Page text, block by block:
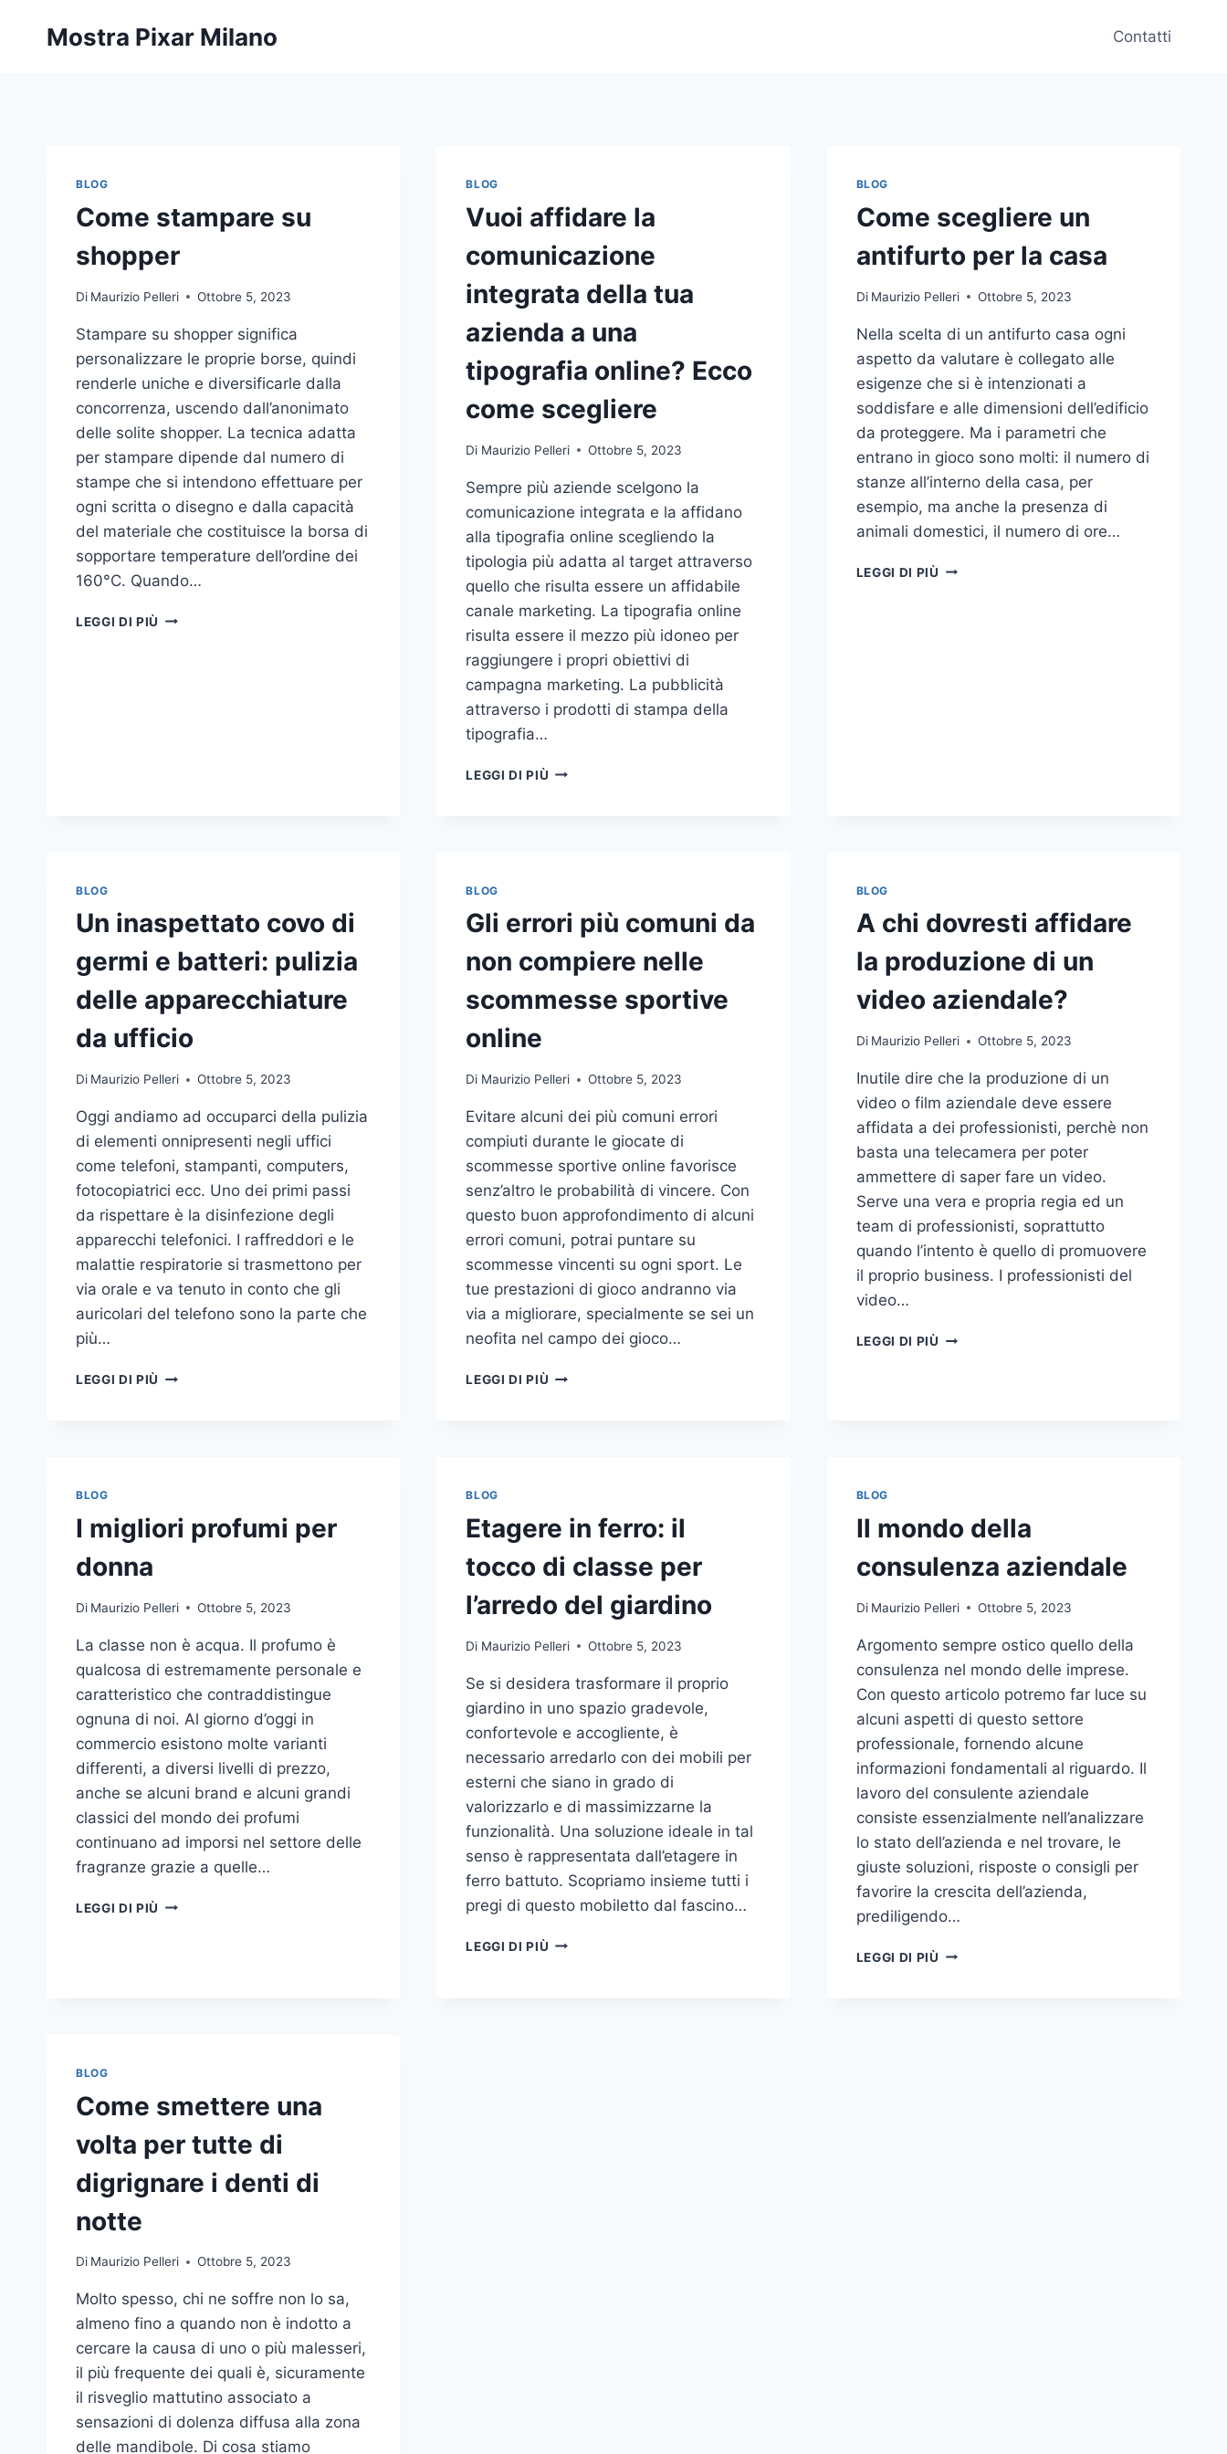
Mostra Pixar Milano Contatti
BLOG
Come stampare su
shopper
Di Maurizio Pelleri Ottobre 5, 2023
Stampare su shopper significa
personalizzare le proprie borse, quindi
renderle uniche e diversificarle dalla
concorrenza, uscendo dall’anonimato
delle solite shopper. La tecnica adatta
per stampare dipende dal numero di
stampe che si intendono effettuare per
ogni scritta o disegno e dalla capacità
del materiale che costituisce la borsa di
sopportare temperature dell’ordine dei
160°C. Quando…
LEGGI DI PIÙ COME
BLOG
Vuoi affidare la
comunicazione
integrata della tua
azienda a una
tipografia online? Ecco
come scegliere
Di Maurizio Pelleri Ottobre 5, 2023
Sempre più aziende scelgono la
comunicazione integrata e la affidano
alla tipografia online scegliendo la
tipologia più adatta al target attraverso
quello che risulta essere un affidabile
canale marketing. La tipografia online
risulta essere il mezzo più idoneo per
raggiungere i propri obiettivi di
campagna marketing. La pubblicità
attraverso i prodotti di stampa della
tipografia…
LEGGI DI PIÙ VUOI
A
TIPOGRAFIA
ONLINE?
ECCO
BLOG
Come scegliere un
antifurto per la casa
Di Maurizio Pelleri Ottobre 5, 2023
Nella scelta di un antifurto casa ogni
aspetto da valutare è collegato alle
esigenze che si è intenzionati a
soddisfare e alle dimensioni dell’edificio
da proteggere. Ma i parametri che
entrano in gioco sono molti: il numero di
stanze all’interno della casa, per
esempio, ma anche la presenza di
animali domestici, il numero di ore…
LEGGI DI PIÙ COME
BLOG
Un inaspettato covo di
germi e batteri: pulizia
delle apparecchiature
da ufficio
Di Maurizio Pelleri Ottobre 5, 2023
Oggi andiamo ad occuparci della pulizia
di elementi onnipresenti negli uffici
come telefoni, stampanti, computers,
fotocopiatrici ecc. Uno dei primi passi
da rispettare è la disinfezione degli
apparecchi telefonici. I raffreddori e le
malattie respiratorie si trasmettono per
via orale e va tenuto in conto che gli
auricolari del telefono sono la parte che
più…
LEGGI DI PIÙ UN
DELLE
APPARECCHIATURE
BLOG
Gli errori più comuni da
non compiere nelle
scommesse sportive
online
Di Maurizio Pelleri Ottobre 5, 2023
Evitare alcuni dei più comuni errori
compiuti durante le giocate di
scommesse sportive online favorisce
senz’altro le probabilità di vincere. Con
questo buon approfondimento di alcuni
errori comuni, potrai puntare su
scommesse vincenti su ogni sport. Le
tue prestazioni di gioco andranno via
via a migliorare, specialmente se sei un
neofita nel campo dei gioco…
LEGGI DI PIÙ GLI
SCOMMESSE
ONLINE
BLOG
A chi dovresti affidare
la produzione di un
video aziendale?
Di Maurizio Pelleri Ottobre 5, 2023
Inutile dire che la produzione di un
video o film aziendale deve essere
affidata a dei professionisti, perchè non
basta una telecamera per poter
ammettere di saper fare un video.
Serve una vera e propria regia ed un
team di professionisti, soprattutto
quando l’intento è quello di promuovere
il proprio business. I professionisti del
video…
LEGGI DI PIÙ
BLOG
I migliori profumi per
donna
Di Maurizio Pelleri Ottobre 5, 2023
La classe non è acqua. Il profumo è
qualcosa di estremamente personale e
caratteristico che contraddistingue
ognuna di noi. Al giorno d’oggi in
commercio esistono molte varianti
differenti, a diversi livelli di prezzo,
anche se alcuni brand e alcuni grandi
classici del mondo dei profumi
continuano ad imporsi nel settore delle
fragranze grazie a quelle…
LEGGI DI PIÙ
BLOG
Etagere in ferro: il
tocco di classe per
l’arredo del giardino
Di Maurizio Pelleri Ottobre 5, 2023
Se si desidera trasformare il proprio
giardino in uno spazio gradevole,
confortevole e accogliente, è
necessario arredarlo con dei mobili per
esterni che siano in grado di
valorizzarlo e di massimizzarne la
funzionalità. Una soluzione ideale in tal
senso è rappresentata dall’etagere in
ferro battuto. Scopriamo insieme tutti i
pregi di questo mobiletto dal fascino…
LEGGI DI PIÙ ETAGERE
BLOG
Il mondo della
consulenza aziendale
Di Maurizio Pelleri Ottobre 5, 2023
Argomento sempre ostico quello della
consulenza nel mondo delle imprese.
Con questo articolo potremo far luce su
alcuni aspetti di questo settore
professionale, fornendo alcune
informazioni fondamentali al riguardo. Il
lavoro del consulente aziendale
consiste essenzialmente nell’analizzare
lo stato dell’azienda e nel trovare, le
giuste soluzioni, risposte o consigli per
favorire la crescita dell’azienda,
prediligendo…
LEGGI DI PIÙ IL
BLOG
Come smettere una
volta per tutte di
digrignare i denti di
notte
Di Maurizio Pelleri Ottobre 5, 2023
Molto spesso, chi ne soffre non lo sa,
almeno fino a quando non è indotto a
cercare la causa di uno o più malesseri,
il più frequente dei quali è, sicuramente
il risveglio mattutino associato a
sensazioni di dolenza diffusa alla zona
delle mandibole. Di cosa stiamo